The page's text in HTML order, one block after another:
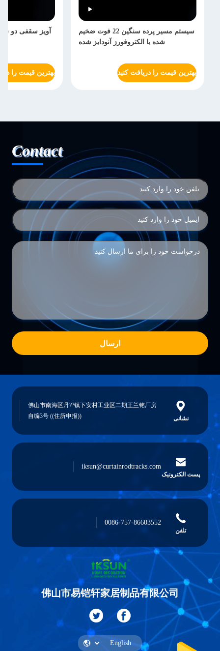
سیستم مسیر پرده سنگین 22 فوت ضخیم
شده با الکتروفورز آنودایز شده
بهترین قیمت را دریافت کنید
آویز سقفی دو
بهترین قیمت را
Contact
ارسال
نشانی
佛山市南海区丹??镇下安村工业区二期王兰铭厂房
自编3号 ((住所申报))
پست الکترونیک
iksun@curtainrodtracks.com
تلفن
0086-757-86603552
佛山市易铠轩家居制品有限公司